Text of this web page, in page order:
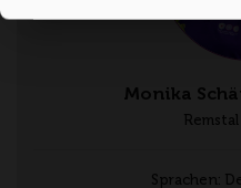
Monika
Sprachen: